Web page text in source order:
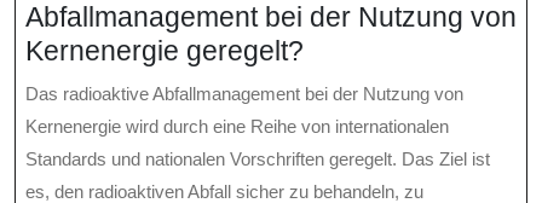
Abfallmanagement bei der Nutzung von
Kernenergie geregelt?
Das radioaktive Abfallmanagement bei der Nutzung von
Kernenergie wird durch eine Reihe von internationalen
Standards und nationalen Vorschriften geregelt. Das Ziel ist
es, den radioaktiven Abfall sicher zu behandeln, zu